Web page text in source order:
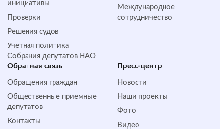
инициативы
Проверки
Решения судов
Учетная политика
Собрания депутатов НАО
Международное
сотрудничество
Обратная cвязь
Обращения граждан
Общественные приемные
депутатов
Контакты
Пресс-центр
Новости
Наши проекты
Фото
Видео